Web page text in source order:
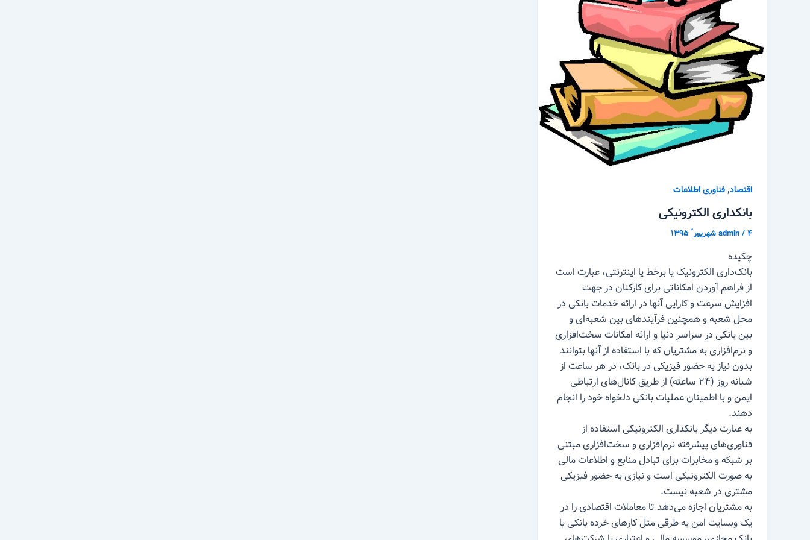
اقتصاد,فناوری اطلاعات
بانکداری الکترونیکی
admin/۴ شهریور ّ ۱۳۹۵
چکیده
بانک‌داری الکترونیک یا برخط یا اینترنتی، عبارت است
از فراهم آوردن امکاناتی برای کارکنان در جهت
افزایش سرعت و کارایی آنها در ارائه خدمات بانکی در
محل شعبه و همچنین فرآیندهای بین شعبه‌ای و
بین بانکی در سراسر دنیا و ارائه امکانات سخت‌افزاری
و نرم‌افزاری به مشتریان که با استفاده از آنها بتوانند
بدون نیاز به حضور فیزیکی در بانک، در هر ساعت از
شبانه روز (۲۴ ساعته) از طریق کانال‌های ارتباطی
ایمن و با اطمینان عملیات بانکی دلخواه خود را انجام
دهند.
به عبارت دیگر بانکداری الکترونیکی استفاده از
فناوری‌های پیشرفته نرم‌افزاری و سخت‌افزاری مبتنی
بر شبکه و مخابرات برای تبادل منابع و اطلاعات مالی
به صورت الکترونیکی است و نیازی به حضور فیزیکی
مشتری در شعبه نیست.
به مشتریان اجازه می‌دهد تا معاملات اقتصادی را در
یک وبسایت امن به طرقی مثل کارهای خرده بانکی یا